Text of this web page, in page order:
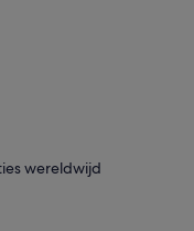
wereldwijd